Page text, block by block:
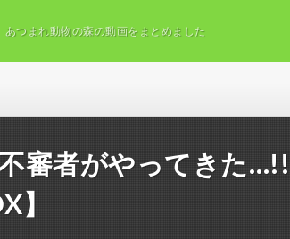
あつまれ動物の森の動画をまとめました
審者がやってきた
】